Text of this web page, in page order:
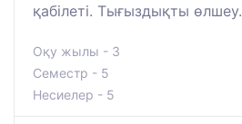
қабілеті. Тығыздықты өлшеу.
Оқу жылы - 3
Семестр - 5
Несиелер - 5